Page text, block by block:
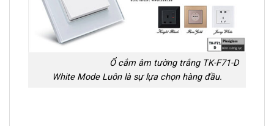
Ổ cắm âm tường trắng TK-F71-D
White Mode Luôn là sự lựa chọn hàng đầu.